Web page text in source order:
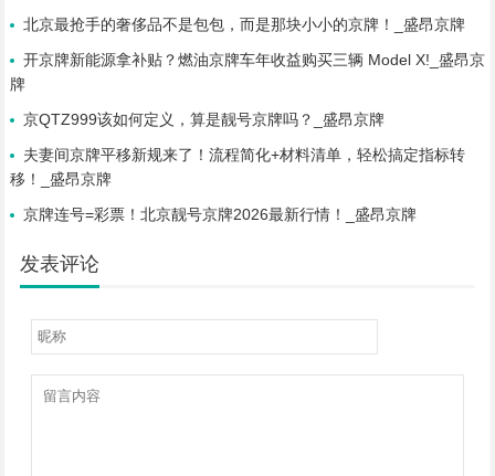
北京最抢手的奢侈品不是包包，而是那块小小的京牌！_盛昂京牌
开京牌新能源拿补贴？燃油京牌车年收益购买三辆 Model X!_盛昂京
牌
京QTZ999该如何定义，算是靓号京牌吗？_盛昂京牌
夫妻间京牌平移新规来了！流程简化+材料清单，轻松搞定指标转
移！_盛昂京牌
京牌连号=彩票！北京靓号京牌2026最新行情！_盛昂京牌
发表评论